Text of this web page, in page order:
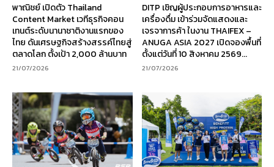
พาณิชย์ เปิดตัว Thailand
Content Market เวทีธุรกิจคอน
เทนต์ระดับนานาชาติงานแรกของ
ไทย ดันเศรษฐกิจสร้างสรรค์ไทยสู่
ตลาดโลก ตั้งเป้า 2,000 ล้านบาท
21/07/2026
DITP เชิญผู้ประกอบการอาหารและ
เครื่องดื่ม เข้าร่วมจัดแสดงและ
เจรจาการค้า ในงาน THAIFEX –
ANUGA ASIA 2027 เปิดจองพื้นที่
ตั้งแต่วันที่ 10 สิงหาคม 2569...
21/07/2026